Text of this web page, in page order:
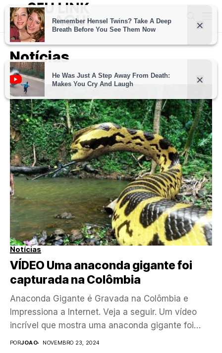
Notícias
Notícias
VÍDEO Uma anaconda gigante foi
capturada na Colômbia
Anaconda Gigante é Gravada na Colômbia e
Impressiona a Internet. Veja a seguir. Um vídeo
incrível que mostra uma anaconda gigante foi
gravado...
PORJOAO NOVEMBRO 23, 2024